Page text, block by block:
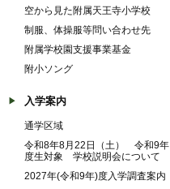
空から見た附属天王寺小学校
制服、体操服等問い合わせ先
附属学校園支援事業基金
附小ソング
入学案内
通学区域
令和8年8月22日（土） 令和9年
度生対象 学校説明会について
2027年(令和9年)度入学調査案内